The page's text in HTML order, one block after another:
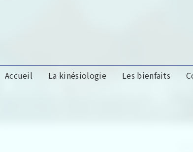
Accueil La kinésiologie Les bienfaits